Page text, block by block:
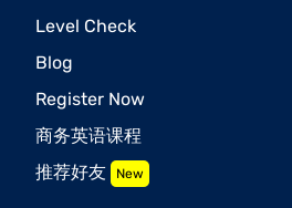
Level Check
Blog
Register Now
商务英语课程
推荐好友 New